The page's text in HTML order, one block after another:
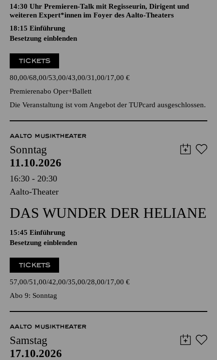
14:30 Uhr Premieren-Talk mit Regisseurin, Dirigent und
weiteren Expert*innen im Foyer des Aalto-Theaters
18:15 Einführung
Besetzung einblenden
TICKETS
80,00 68,00 53,00 43,00 31,00 17,00 €
Premierenabo Oper+Ballett
Die Veranstaltung ist vom Angebot der TUPcard ausgeschlossen.
AALTO MUSIKTHEATER
Sonntag
11.10.2026
16:30 - 20:30
Aalto-Theater
DAS WUNDER DER HELIANE
15:45 Einführung
Besetzung einblenden
TICKETS
57,00 51,00 42,00 35,00 28,00 17,00 €
Abo 9: Sonntag
AALTO MUSIKTHEATER
Samstag
17.10.2026